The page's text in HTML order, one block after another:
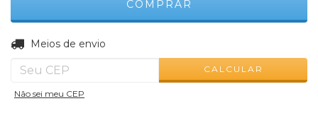
Entregas para o CEP:
Meios de envio
CALCULAR
Não sei meu CEP